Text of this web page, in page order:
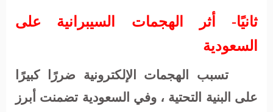
ثانيًا- أثر الهجمات السيبرانية على
السعودية
تسبب الهجمات الإلكترونية ضررًا كبيرًا
على البنية التحتية ، وفي السعودية تضمنت أبرز